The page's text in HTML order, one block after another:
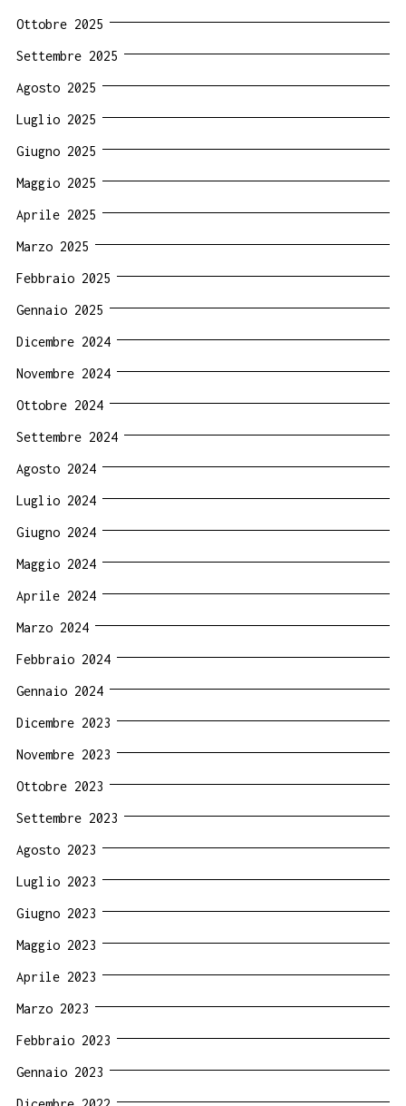
Ottobre 2025
Settembre 2025
Agosto 2025
Luglio 2025
Giugno 2025
Maggio 2025
Aprile 2025
Marzo 2025
Febbraio 2025
Gennaio 2025
Dicembre 2024
Novembre 2024
Ottobre 2024
Settembre 2024
Agosto 2024
Luglio 2024
Giugno 2024
Maggio 2024
Aprile 2024
Marzo 2024
Febbraio 2024
Gennaio 2024
Dicembre 2023
Novembre 2023
Ottobre 2023
Settembre 2023
Agosto 2023
Luglio 2023
Giugno 2023
Maggio 2023
Aprile 2023
Marzo 2023
Febbraio 2023
Gennaio 2023